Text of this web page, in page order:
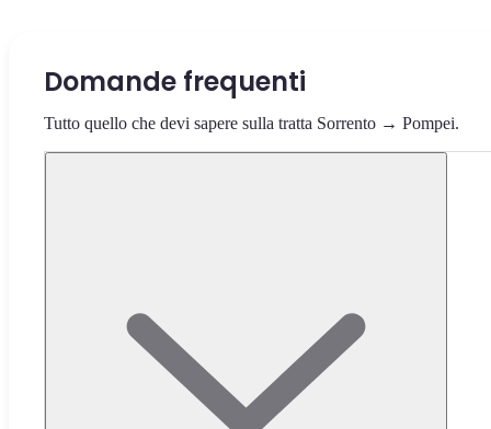
Domande frequenti
Tutto quello che devi sapere sulla tratta Sorrento → Pompei.